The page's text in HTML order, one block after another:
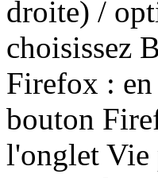
droite) /
choisissez
Firefox : en
bouton
l'onglet Vie